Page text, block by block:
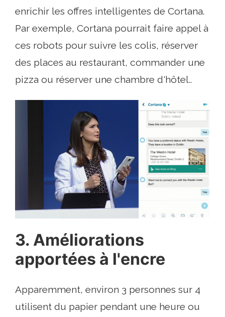
enrichir les offres intelligentes de Cortana.
Par exemple, Cortana pourrait faire appel à
ces robots pour suivre les colis, réserver
des places au restaurant, commander une
pizza ou réserver une chambre d'hôtel..
3. Améliorations
apportées à l'encre
Apparemment, environ 3 personnes sur 4
utilisent du papier pendant une heure ou